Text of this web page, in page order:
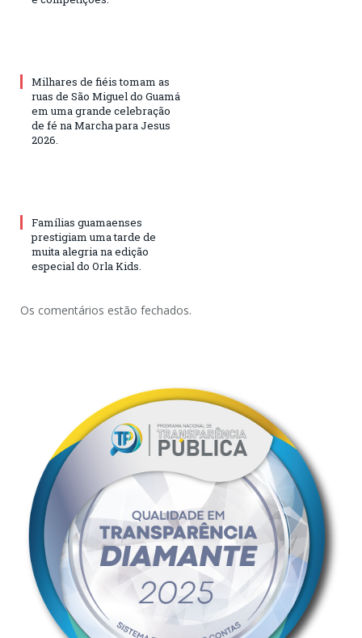
Milhares de fiéis tomam as
ruas de São Miguel do Guamá
em uma grande celebração
de fé na Marcha para Jesus
2026.
Famílias guamaenses
prestigiam uma tarde de
muita alegria na edição
especial do Orla Kids.
Os comentários estão fechados.